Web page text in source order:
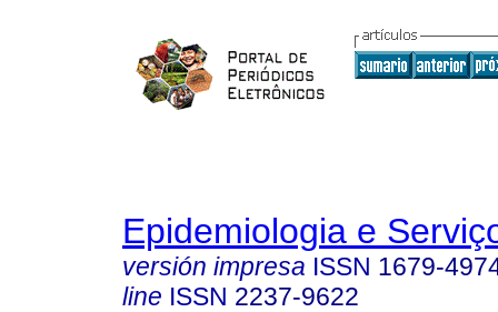
Epidemiologia e
versión impresa ISSN 1679-
line ISSN 2237-9622